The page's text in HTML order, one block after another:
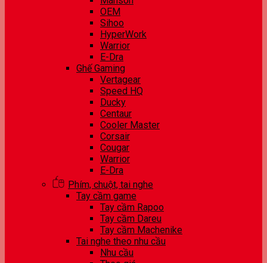
OEM
Sihoo
HyperWork
Warrior
E-Dra
Ghế Gaming
Vertagear
Speed HQ
Ducky
Centaur
Cooler Master
Corsair
Cougar
Warrior
E-Dra
Phím, chuột, tai nghe
Tay cầm game
Tay cầm Rapoo
Tay cầm Dareu
Tay cầm Machenike
Tai nghe theo nhu cầu
Nhu cầu